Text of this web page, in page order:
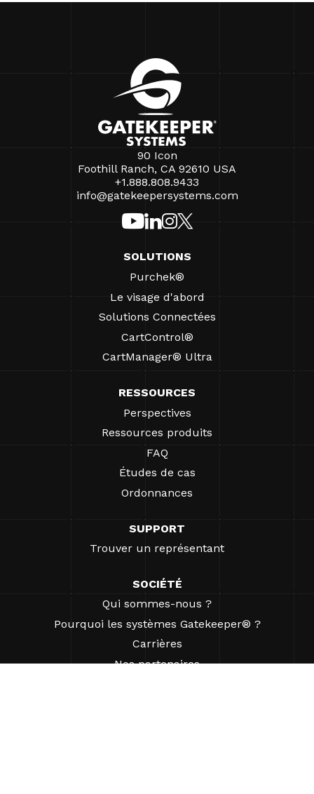
90 Icon
Foothill Ranch, CA 92610 USA
+1.888.808.9433
info@gatekeepersystems.com
SOLUTIONS
Purchek®
Le visage d'abord
Solutions Connectées
CartControl®
CartManager® Ultra
RESSOURCES
Perspectives
Ressources produits
FAQ
Études de cas
Ordonnances
SUPPORT
Trouver un représentant
SOCIÉTÉ
Qui sommes-nous ?
Pourquoi les systèmes Gatekeeper® ?
Carrières
Nos partenaires